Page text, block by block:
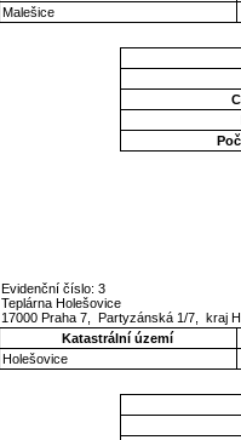
Malešice
Evidenční číslo: 3
Teplárna Holešovice
17000 Praha 7, Partyzánská 1/7, kraj
Katastrální území
Holešovice